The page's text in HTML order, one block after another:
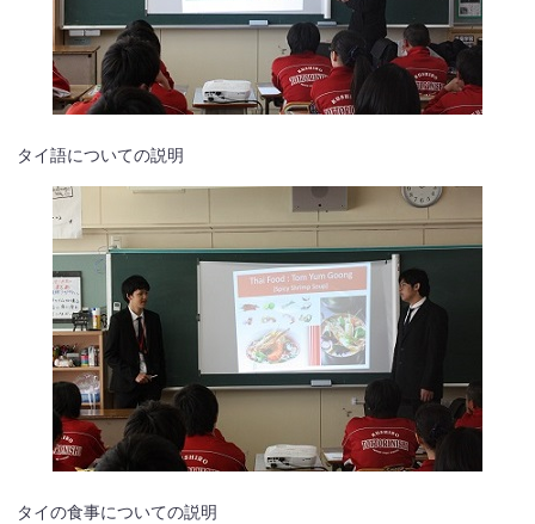
タイ語についての説明
タイの食事についての説明